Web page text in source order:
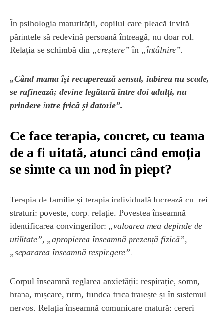
În psihologia maturității, copilul care pleacă invită
părintele să redevină persoană întreagă, nu doar rol.
Relația se schimbă din „creștere” în „întâlnire”.
„Când mama își recuperează sensul, iubirea nu scade,
se rafinează; devine legătură între doi adulți, nu
prindere între frică și datorie”.
Ce face terapia, concret, cu teama
de a fi uitată, atunci când emoția
se simte ca un nod în piept?
Terapia de familie și terapia individuală lucrează cu trei
straturi: poveste, corp, relație. Povestea înseamnă
identificarea convingerilor: „valoarea mea depinde de
utilitate”, „apropierea înseamnă prezență fizică”,
„separarea înseamnă respingere”.
Corpul înseamnă reglarea anxietății: respirație, somn,
hrană, mișcare, ritm, fiindcă frica trăiește și în sistemul
nervos. Relația înseamnă comunicare matură: cereri